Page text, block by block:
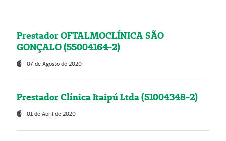
Prestador OFTALMOCLÍNICA SÃO
GONÇALO (55004164-2)
07 de Agosto de 2020
Prestador Clínica Itaipú Ltda (51004348-2)
01 de Abril de 2020